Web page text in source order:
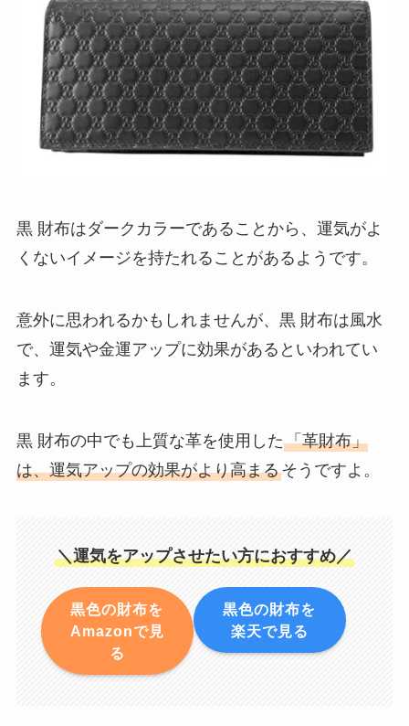
黒 財布はダークカラーであることから、運気がよ
くないイメージを持たれることがあるようです。
意外に思われるかもしれませんが、黒 財布は風水
で、運気や金運アップに効果があるといわれてい
ます。
黒 財布の中でも上質な革を使用した「革財布」
は、運気アップの効果がより高まるそうですよ。
＼運気をアップさせたい方におすすめ／
黒色の財布を
Amazonで見
る
黒色の財布を
楽天で見る